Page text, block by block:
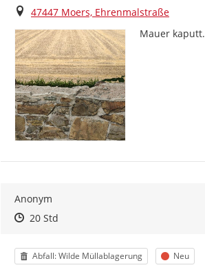
Ort
47447 Moers, Ehrenmalstraße
Mauer kaputt.
Anonym
Zeitpunkt des Erstellens
Zeitpunkt des Erstellens
20 StdZur Äußerung
Kategorie
Abfall: Wilde Müllablagerung Status
Neu